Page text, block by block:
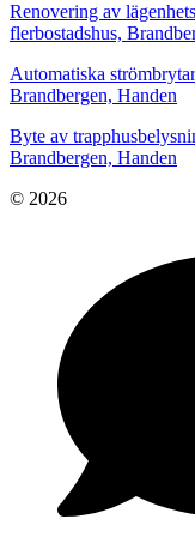
Renovering av
flerbostadshus,
Automatiska
Brandbergen, Handen
Byte av
Brandbergen, Handen
© 2026